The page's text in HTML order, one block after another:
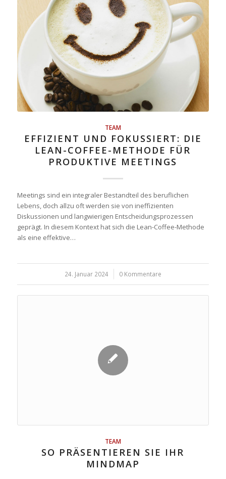
TEAM
EFFIZIENT UND FOKUSSIERT: DIE
LEAN-COFFEE-METHODE FÜR
PRODUKTIVE MEETINGS
Meetings sind ein integraler Bestandteil des beruflichen
Lebens, doch allzu oft werden sie von ineffizienten
Diskussionen und langwierigen Entscheidungsprozessen
geprägt. In diesem Kontext hat sich die Lean-Coffee-Methode
als eine effektive…
24. Januar 2024
/ 0 Kommentare
TEAM
SO PRÄSENTIEREN SIE IHR
MINDMAP